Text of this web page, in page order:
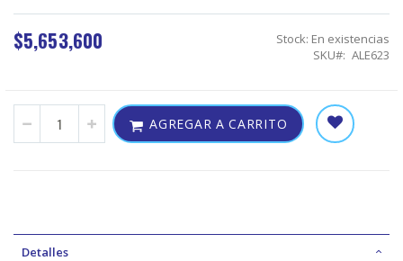
$5,653,600 Stock: En existencias
SKU
ALE623
AGREGAR A CARRITO
Detalles